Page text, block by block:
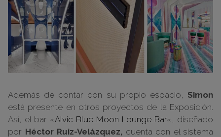
Además de contar con su propio espacio, Simon
está presente en otros proyectos de la Exposición.
Así, el bar «Alvic Blue Moon Lounge Bar«, diseñado
por Héctor Ruiz-Velázquez, cuenta con el sistema